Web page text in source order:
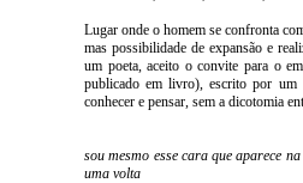
Lugar onde o homem se confronta
mas possibilidade de expansão e
um poeta, aceito o convite para o
publicado em livro), escrito por um
conhecer e pensar, sem a dicotomia
sou mesmo esse cara que aparece
uma volta